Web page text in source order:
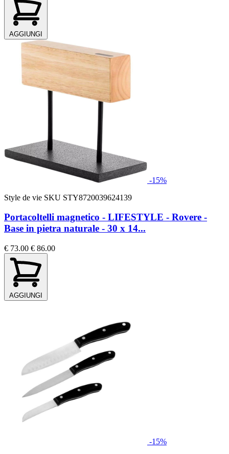
AGGIUNGI
-15%
Style de vie SKU STY8720039624139
Portacoltelli magnetico - LIFESTYLE - Rovere -
Base in pietra naturale - 30 x 14...
€ 73.00 € 86.00
AGGIUNGI
-15%